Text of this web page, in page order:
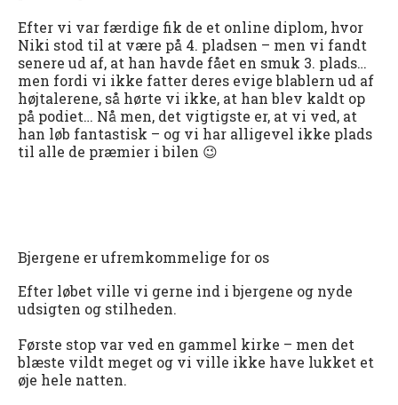
Efter vi var færdige fik de et online diplom, hvor
Niki stod til at være på 4. pladsen – men vi fandt
senere ud af, at han havde fået en smuk 3. plads…
men fordi vi ikke fatter deres evige blablern ud af
højtalerene, så hørte vi ikke, at han blev kaldt op
på podiet… Nå men, det vigtigste er, at vi ved, at
han løb fantastisk – og vi har alligevel ikke plads
til alle de præmier i bilen 😉
Bjergene er ufremkommelige for os
Efter løbet ville vi gerne ind i bjergene og nyde
udsigten og stilheden.
Første stop var ved en gammel kirke – men det
blæste vildt meget og vi ville ikke have lukket et
øje hele natten.